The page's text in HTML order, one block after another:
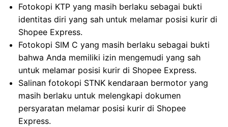
Fotokopi KTP yang masih berlaku sebagai bukti
identitas diri yang sah untuk melamar posisi kurir di
Shopee Express.
Fotokopi SIM C yang masih berlaku sebagai bukti
bahwa Anda memiliki izin mengemudi yang sah
untuk melamar posisi kurir di Shopee Express.
Salinan fotokopi STNK kendaraan bermotor yang
masih berlaku untuk melengkapi dokumen
persyaratan melamar posisi kurir di Shopee
Express.